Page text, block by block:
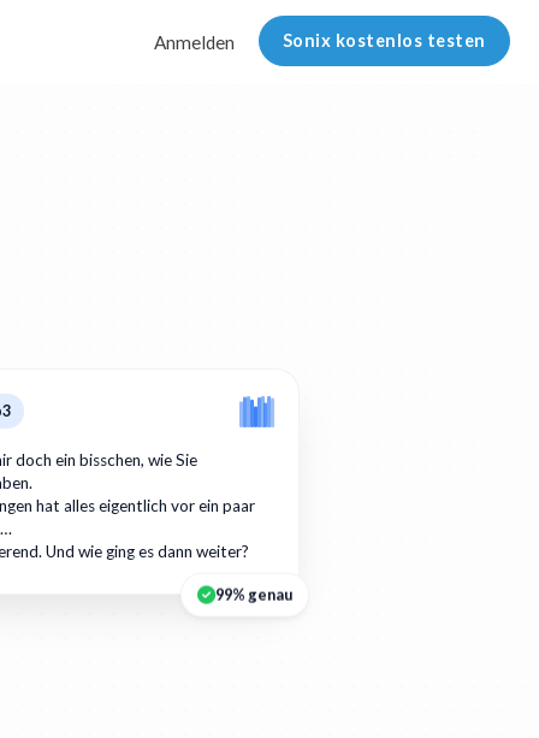
Anmelden Sonix kostenlos testen
doch ein bisschen, wie Sie
hat alles eigentlich vor ein paar
Und wie ging es dann weiter?
99% genau